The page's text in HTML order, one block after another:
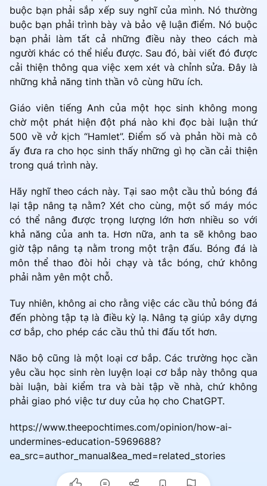
buộc bạn phải sắp xếp suy nghĩ của mình. Nó thường
buộc bạn phải trình bày và bảo vệ luận điểm. Nó buộc
bạn phải làm tất cả những điều này theo cách mà
người khác có thể hiểu được. Sau đó, bài viết đó được
cải thiện thông qua việc xem xét và chỉnh sửa. Đây là
những khả năng tinh thần vô cùng hữu ích.
Giáo viên tiếng Anh của một học sinh không mong
chờ một phát hiện đột phá nào khi đọc bài luận thứ
500 về vở kịch “Hamlet”. Điểm số và phản hồi mà cô
ấy đưa ra cho học sinh thấy những gì họ cần cải thiện
trong quá trình này.
Hãy nghĩ theo cách này. Tại sao một cầu thủ bóng đá
lại tập nâng tạ nằm? Xét cho cùng, một số máy móc
có thể nâng được trọng lượng lớn hơn nhiều so với
khả năng của anh ta. Hơn nữa, anh ta sẽ không bao
giờ tập nâng tạ nằm trong một trận đấu. Bóng đá là
môn thể thao đòi hỏi chạy và tắc bóng, chứ không
phải nằm yên một chỗ.
Tuy nhiên, không ai cho rằng việc các cầu thủ bóng đá
đến phòng tập tạ là điều kỳ lạ. Nâng tạ giúp xây dựng
cơ bắp, cho phép các cầu thủ thi đấu tốt hơn.
Não bộ cũng là một loại cơ bắp. Các trường học cần
yêu cầu học sinh rèn luyện loại cơ bắp này thông qua
bài luận, bài kiểm tra và bài tập về nhà, chứ không
phải giao phó việc tư duy của họ cho ChatGPT.
https://www.theepochtimes.com/opinion/how-ai-
undermines-education-5969688?
ea_src=author_manual&ea_med=related_stories